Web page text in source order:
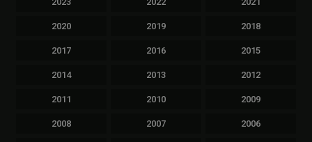
2020 2019 2018
2017 2016 2015
2014 2013 2012
2011 2010 2009
2008 2007 2006